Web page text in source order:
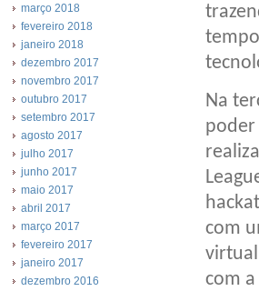
março 2018
fevereiro 2018
janeiro 2018
dezembro 2017
novembro 2017
outubro 2017
setembro 2017
agosto 2017
julho 2017
junho 2017
maio 2017
abril 2017
março 2017
fevereiro 2017
janeiro 2017
dezembro 2016
Na
poder
com
com